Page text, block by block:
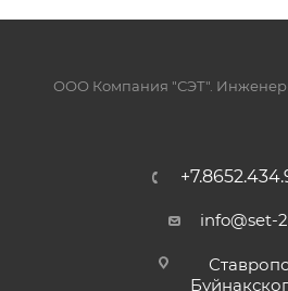
ООО Компания "СЭТ".
info@set-